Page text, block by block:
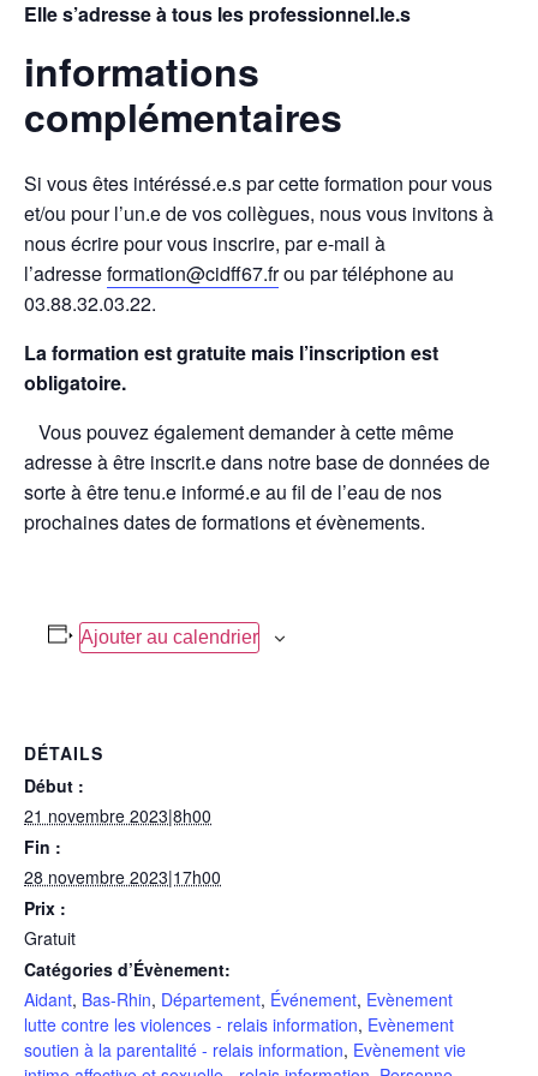
Elle s’adresse à tous les professionnel.le.s
informations
complémentaires
Si vous êtes intéréssé.e.s par cette formation pour vous
et/ou pour l’un.e de vos collègues, nous vous invitons à
nous écrire pour vous inscrire, par e-mail à
l’adresseformation@cidff67.frou par téléphone au
03.88.32.03.22.
La formation est gratuite mais l’inscription est
obligatoire.
Vous pouvez également demander à cette même
adresse à être inscrit.e dans notre base de données de
sorte à être tenu.e informé.e au fil de l’eau de nos
prochaines dates de formations et évènements.
Ajouter au calendrier
DÉTAILS
Début :
21 novembre 2023|8h00
Fin :
28 novembre 2023|17h00
Prix :
Gratuit
Catégories d’Évènement:
Aidant, Bas-Rhin, Département, Événement, Evènement
lutte contre les violences - relais information, Evènement
soutien à la parentalité - relais information, Evènement vie